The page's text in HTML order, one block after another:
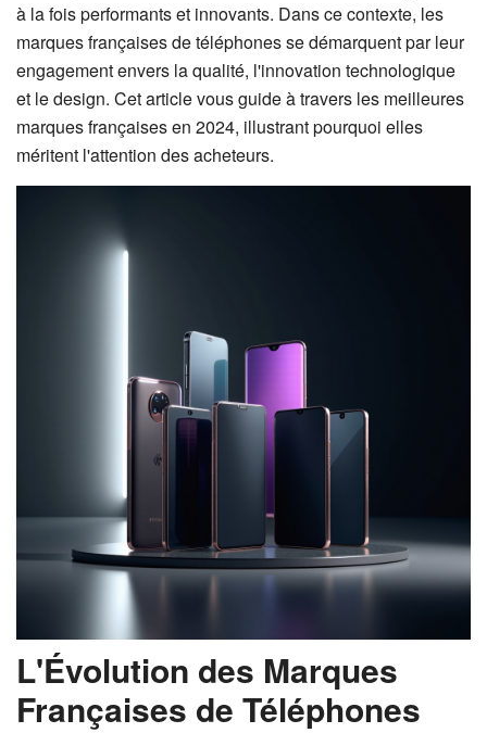
à la fois performants et innovants. Dans ce contexte, les
marques françaises de téléphones se démarquent par leur
engagement envers la qualité, l'innovation technologique
et le design. Cet article vous guide à travers les meilleures
marques françaises en 2024, illustrant pourquoi elles
méritent l'attention des acheteurs.
L'Évolution des Marques
Françaises de Téléphones